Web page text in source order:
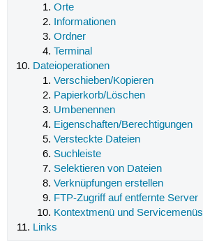
Orte
Informationen
Ordner
Terminal
Dateioperationen
Verschieben/Kopieren
Papierkorb/Löschen
Umbenennen
Eigenschaften/Berechtigungen
Versteckte Dateien
Suchleiste
Selektieren von Dateien
Verknüpfungen erstellen
FTP-Zugriff auf entfernte Server
Kontextmenü und Servicemenüs
Links